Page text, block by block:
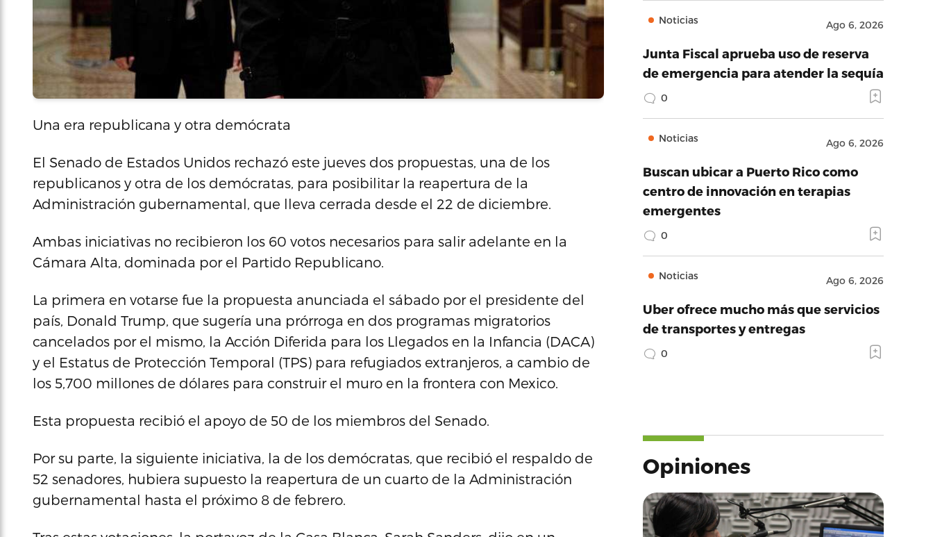
Una era republicana y otra demócrata
El Senado de Estados Unidos rechazó este jueves dos propuestas, una de los
republicanos y otra de los demócratas, para posibilitar la reapertura de la
Administración gubernamental, que lleva cerrada desde el 22 de diciembre.
Ambas iniciativas no recibieron los 60 votos necesarios para salir adelante en la
Cámara Alta, dominada por el Partido Republicano.
La primera en votarse fue la propuesta anunciada el sábado por el presidente del
país, Donald Trump, que sugería una prórroga en dos programas migratorios
cancelados por el mismo, la Acción Diferida para los Llegados en la Infancia (DACA)
y el Estatus de Protección Temporal (TPS) para refugiados extranjeros, a cambio de
los 5,700 millones de dólares para construir el muro en la frontera con Mexico.
Esta propuesta recibió el apoyo de 50 de los miembros del Senado.
Por su parte, la siguiente iniciativa, la de los demócratas, que recibió el respaldo de
52 senadores, hubiera supuesto la reapertura de un cuarto de la Administración
gubernamental hasta el próximo 8 de febrero.
Noticias Ago 6, 2026
Junta Fiscal aprueba uso de reserva
de emergencia para atender la sequía
0
Noticias Ago 6, 2026
Buscan ubicar a Puerto Rico como
centro de innovación en terapias
emergentes
0
Noticias Ago 6, 2026
Uber ofrece mucho más que servicios
de transportes y entregas
0
Opiniones